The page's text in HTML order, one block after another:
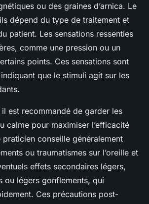
ou des graines d’arnica. Le
dépend du type de traitement et
patient. Les sensations ressenties
comme une pression ou un
points. Ces sensations sont
que le stimuli agit sur les
est recommandé de garder les
calme pour maximiser l’efficacité
conseille généralement
ou traumatismes sur l’oreille et
effets secondaires légers,
ou légers gonflements, qui
Ces précautions post-